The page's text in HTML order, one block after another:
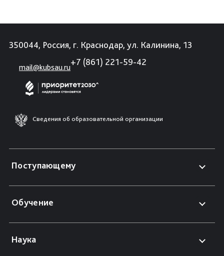
350044, Россия, г. Краснодар, ул. Калинина, 13
mail@kubsau.ru
+7 (861) 221-59-42
Сведения об образовательной организации
Поступающему
Обучение
Наука